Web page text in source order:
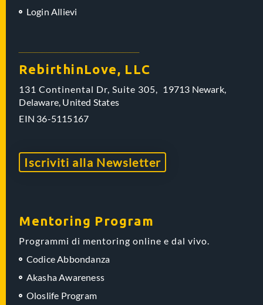
Login Allievi
RebirthinLove, LLC
131 Continental Dr, Suite 305, 19713 Newark,
Delaware, United States
EIN 36-5115167
Iscriviti alla Newsletter
Mentoring Program
Programmi di mentoring online e dal vivo.
Codice Abbondanza
Akasha Awareness
Oloslife Program